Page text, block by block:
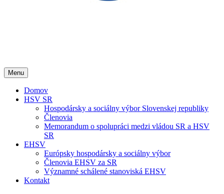
Menu
Domov
HSV SR
Hospodársky a sociálny výbor Slovenskej republiky
Členovia
Memorandum o spolupráci medzi vládou SR a HSV
SR
EHSV
Európsky hospodársky a sociálny výbor
Členovia EHSV za SR
Významné schálené stanoviská EHSV
Kontakt